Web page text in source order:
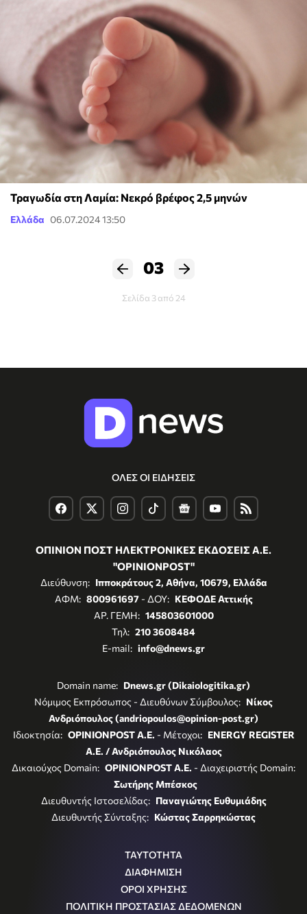
Τραγωδία στη Λαμία: Νεκρό βρέφος 2,5 μηνών
Ελλάδα 06.07.2024 13:50
03
Σελίδα 3 από 24
ΟΛΕΣ ΟΙ ΕΙΔΗΣΕΙΣ
ΟΠΙΝΙΟΝ ΠΟΣΤ ΗΛΕΚΤΡΟΝΙΚΕΣ ΕΚΔΟΣΕΙΣ Α.Ε.
"OPINIONPOST"
Διεύθυνση: Ιπποκράτους 2, Αθήνα, 10679, Ελλάδα
ΑΦΜ: 800961697- ΔΟΥ: ΚΕΦΟΔΕ Αττικής
ΑΡ. ΓΕΜΗ: 145803601000
Τηλ: 210 3608484
E-mail: info@dnews.gr
Domain name: Dnews.gr (Dikaiologitika.gr)
Νόμιμος Εκπρόσωπος - Διευθύνων Σύμβουλος: Νίκος
Ανδριόπουλος (andriopoulos@opinion-post.gr)
Ιδιοκτησία: OPINIONPOST A.E. - Μέτοχοι: ENERGY REGISTER
Α.Ε. / Ανδριόπουλος Νικόλαος
Δικαιούχος Domain: OPINIONPOST A.E. - Διαχειριστής Domain:
Σωτήρης Μπέσκος
Διευθυντής Ιστοσελίδας: Παναγιώτης Ευθυμιάδης
Διευθυντής Σύνταξης: Κώστας Σαρρηκώστας
ΤΑΥΤΟΤΗΤΑ
ΔΙΑΦΗΜΙΣΗ
ΟΡΟΙ ΧΡΗΣΗΣ
ΠΟΛΙΤΙΚΗ ΠΡΟΣΤΑΣΙΑΣ ΔΕΔΟΜΕΝΩΝ